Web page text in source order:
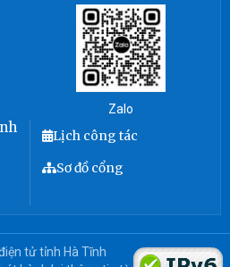
Zalo
Lịch công tác
Sơ đồ cổng
tử tỉnh Hà Tĩnh